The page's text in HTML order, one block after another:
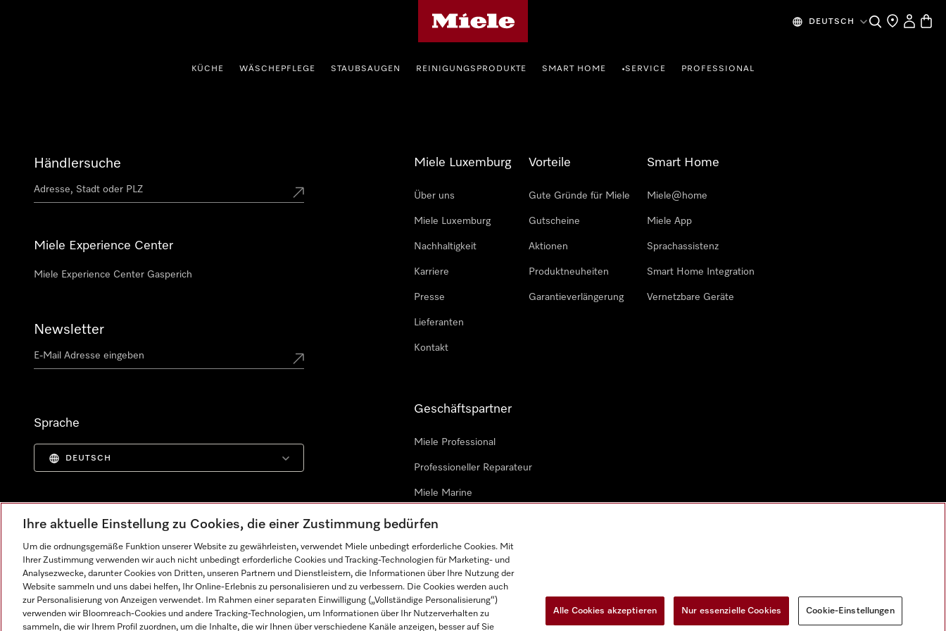
DEUTSCH SucheHändlersuche
KÜCHE WÄSCHEPFLEGE STAUBSAUGEN REINIGUNGSPRODUKTE SMART HOME •SERVICE PROFESSIONAL
Händlersuche
Miele Experience Center
Miele Experience Center Gasperich
Newsletter
Sprache
DEUTSCH
Miele Luxemburg
Über uns
Miele Luxemburg
Nachhaltigkeit
Karriere
Presse
Lieferanten
Kontakt
Vorteile
Gute Gründe für Miele
Gutscheine
Aktionen
Produktneuheiten
Garantieverlängerung
Smart Home
Miele@home
Miele App
Sprachassistenz
Smart Home Integration
Vernetzbare Geräte
Geschäftspartner
Miele Professional
Professioneller Reparateur
Miele Marine
Architekten & Bauträger
Impressum AGB Datenschutz Nutzungsbedingungen Barrièrefreiheetserklärung Gesetzen über digitale Dienste Widerrufsformular Cookie-Einstellungen
Ihre aktuelle Einstellung zu Cookies, die einer Zustimmung bedürfen
Um die ordnungsgemäße Funktion unserer Website zu gewährleisten, verwendet Miele unbedingt erforderliche Cookies. Mit
Ihrer Zustimmung verwenden wir auch nicht unbedingt erforderliche Cookies und Tracking-Technologien für Marketing- und
Analysezwecke, darunter Cookies von Dritten, unseren Partnern und Dienstleistern, die Informationen über Ihre Nutzung der
Website sammeln und uns dabei helfen, Ihr Online-Erlebnis zu personalisieren und zu verbessern. Die Cookies werden auch
zur Personalisierung von Anzeigen verwendet. Im Rahmen einer separaten Einwilligung („Vollständige Personalisierung“)
verwenden wir Bloomreach-Cookies und andere Tracking-Technologien, um Informationen über Ihr Nutzerverhalten zu
sammeln, die wir Ihrem Profil zuordnen, um die Inhalte, die wir Ihnen über verschiedene Kanäle anzeigen, besser auf Sie
Alle Cookies akzeptieren Nur essenzielle Cookies Cookie-Einstellungen